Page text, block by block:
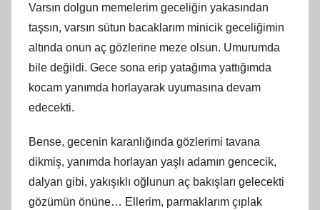
Varsın dolgun memelerim geceliğin yakasından
taşsın, varsın sütun bacaklarım minicik geceliğimin
altında onun aç gözlerine meze olsun. Umurumda
bile değildi. Gece sona erip yatağıma yattığımda
kocam yanımda horlayarak uyumasına devam
edecekti.
Bense, gecenin karanlığında gözlerimi tavana
dikmiş, yanımda horlayan yaşlı adamın gencecik,
dalyan gibi, yakışıklı oğlunun aç bakışları gelecekti
gözümün önüne… Ellerim, parmaklarım çıplak